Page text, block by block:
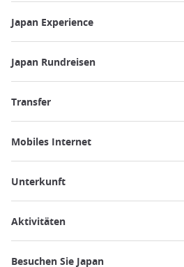
Japan Experience
Japan Rundreisen
Transfer
Mobiles Internet
Unterkunft
Aktivitäten
Besuchen Sie Japan